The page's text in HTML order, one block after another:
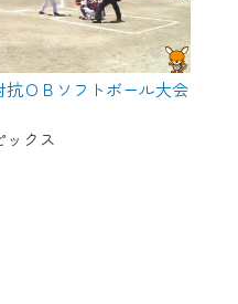
抗ＯＢソフトボール大会
ックス